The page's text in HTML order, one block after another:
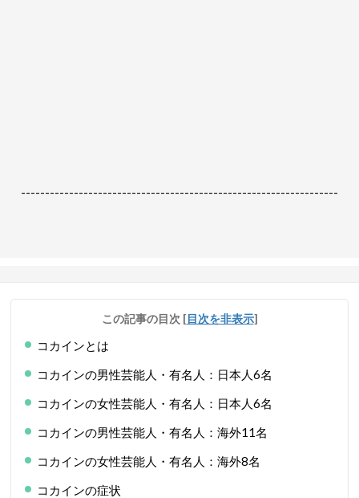
------------------------------------------------------------------
この記事の目次 [目次を非表示]
コカインとは
コカインの男性芸能人・有名人：日本人6名
コカインの女性芸能人・有名人：日本人6名
コカインの男性芸能人・有名人：海外11名
コカインの女性芸能人・有名人：海外8名
コカインの症状